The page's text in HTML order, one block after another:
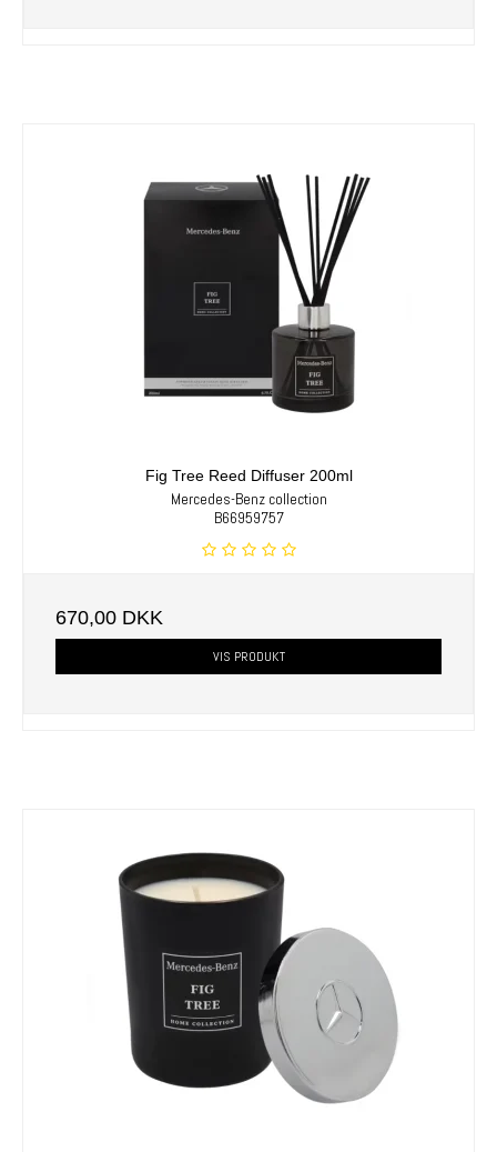
Fig Tree Reed Diffuser 200ml
Mercedes-Benz collection
B66959757
670,00 DKK
VIS PRODUKT